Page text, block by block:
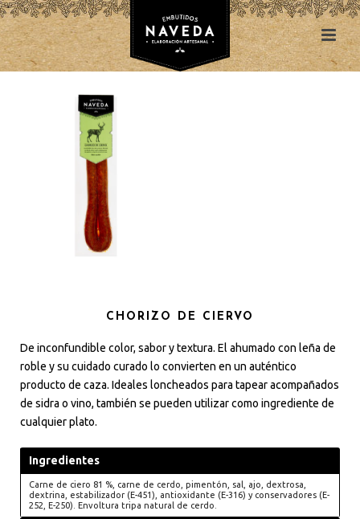
CHORIZO DE CIERVO
De inconfundible color, sabor y textura. El ahumado con leña de
roble y su cuidado curado lo convierten en un auténtico
producto de caza. Ideales loncheados para tapear acompañados
de sidra o vino, también se pueden utilizar como ingrediente de
cualquier plato.
Ingredientes
Carne de ciero 81 %, carne de cerdo, pimentón, sal, ajo, dextrosa,
dextrina, estabilizador (E-451), antioxidante (E-316) y conservadores (E-
252, E-250). Envoltura tripa natural de cerdo.